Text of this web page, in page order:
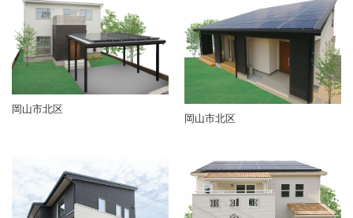
岡山市北区
岡山市北区